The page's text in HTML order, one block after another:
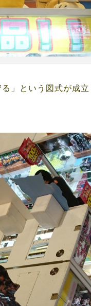
」という図式が成立